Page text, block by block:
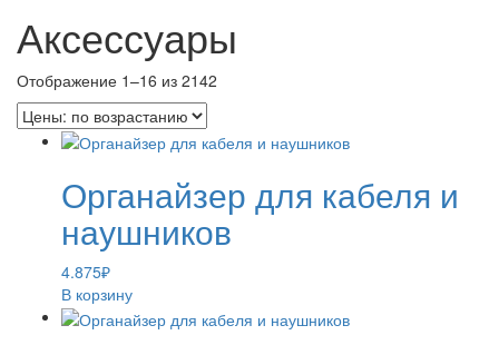
Аксессуары
Отображение 1–16 из 2142
Органайзер для кабеля и
наушников
4.875₽
В корзину